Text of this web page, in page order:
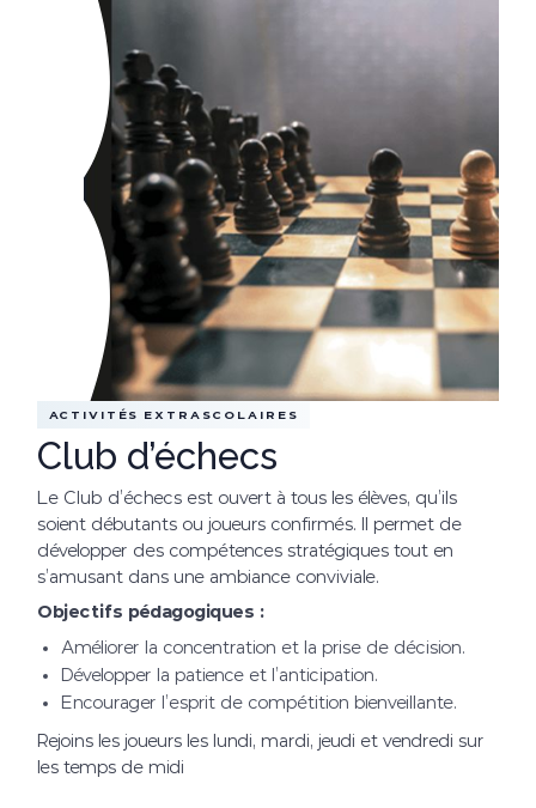
ACTIVITÉS EXTRASCOLAIRES
Club d’échecs
Le Club d’échecs est ouvert à tous les élèves, qu’ils
soient débutants ou joueurs confirmés. Il permet de
développer des compétences stratégiques tout en
s’amusant dans une ambiance conviviale.
Objectifs pédagogiques :
Améliorer la concentration et la prise de décision.
Développer la patience et l’anticipation.
Encourager l’esprit de compétition bienveillante.
Rejoins les joueurs les lundi, mardi, jeudi et vendredi sur
les temps de midi